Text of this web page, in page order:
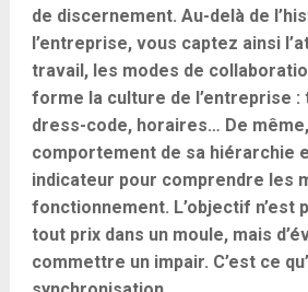
de discernement. Au-delà de
l’entreprise, vous captez ainsi
travail, les modes de
forme la culture de l’entreprise :
dress-code, horaires… De
comportement de sa hiérarchie
indicateur pour comprendre les
fonctionnement. L’objectif n’est
tout prix dans un moule, mais
commettre un impair. C’est ce